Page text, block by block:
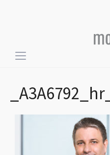
Toggle
navigation